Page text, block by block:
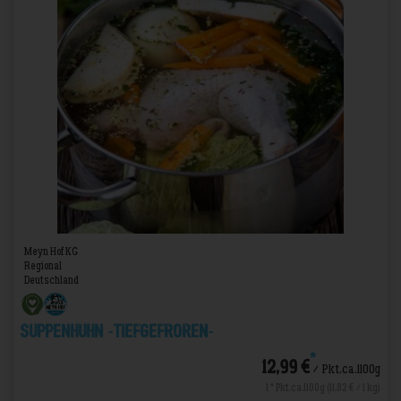
Meyn Hof KG
Regional
Deutschland
Suppenhuhn -TIEFGEFROREN-
12,99 €*/ Pkt.ca.1100g